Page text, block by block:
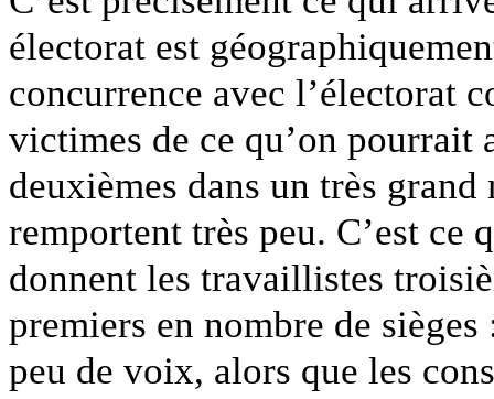
électorat est
concurrence avec l’électorat
victimes de ce qu’on pourrait
deuxièmes dans un très
remportent très peu. C’est
donnent les travaillistes
premiers en nombre de
peu de voix, alors que les